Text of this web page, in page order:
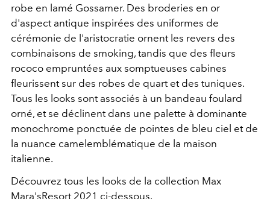
robe en lamé Gossamer. Des broderies en or
d'aspect antique inspirées des uniformes de
cérémonie de l'aristocratie ornent les revers des
combinaisons de smoking, tandis que des fleurs
rococo empruntées aux somptueuses cabines
fleurissent sur des robes de quart et des tuniques.
Tous les looks sont associés à un bandeau foulard
orné, et se déclinent dans une palette à dominante
monochrome ponctuée de pointes de bleu ciel et de
la nuance camelemblématique de la maison
italienne.
Découvrez tous les looks de la collection Max
Mara'sResort 2021 ci-dessous.